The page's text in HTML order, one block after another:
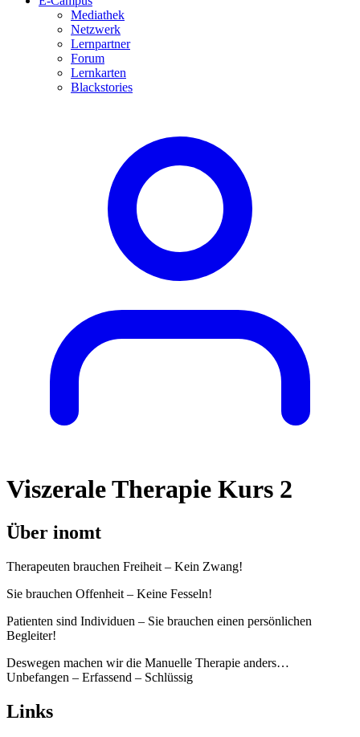
Mediathek
Netzwerk
Lernpartner
Forum
Lernkarten
Blackstories
Viszerale Therapie Kurs 2
Über inomt
Therapeuten brauchen Freiheit – Kein Zwang!
Sie brauchen Offenheit – Keine Fesseln!
Patienten sind Individuen – Sie brauchen einen persönlichen
Begleiter!
Deswegen machen wir die Manuelle Therapie anders…
Unbefangen – Erfassend – Schlüssig
Links